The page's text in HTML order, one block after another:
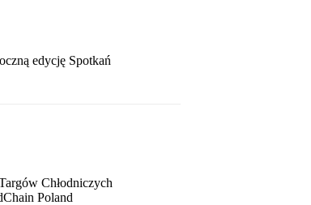
edycję Spotkań
Chłodniczych
Poland